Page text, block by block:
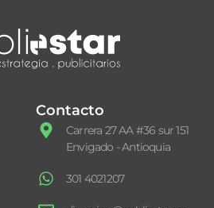
Contacto
Carrera 27 AA #36 sur 151
Envigado - Antioquia
301 4021207